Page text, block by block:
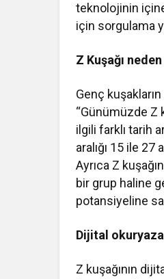
teknolojinin
için sorgulama
Z Kuşağı
Genç
“Günümüzde Z
ilgili farklı tarih
aralığı 15 ile
Ayrıca Z
bir grup haline
potansiyeline
Dijital
Z kuşağının